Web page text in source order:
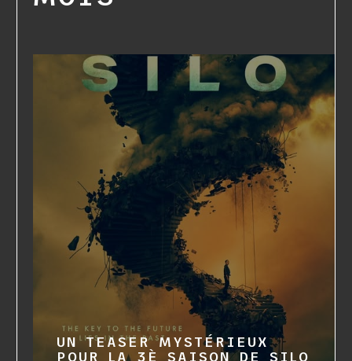
UN TEASER MYSTÉRIEUX
POUR LA 3È SAISON DE SILO